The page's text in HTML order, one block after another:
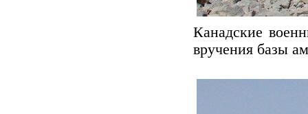
Канадские
вручения базы